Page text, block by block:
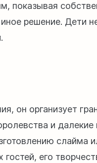
показывая
решение. Дети
он организует
и далекие
слайма
его